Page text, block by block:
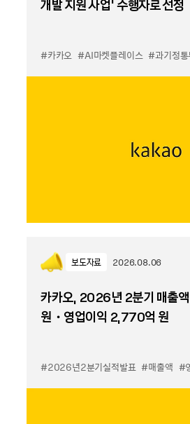
개발 지원 사업’ 수행자로 선정
#카카오 #AI마켓플레이스 #과기정통
보도자료 2026.08.06
카카오, 2026년 2분기 매출
원・영업이익 2,770억 원
#2026년2분기실적발표 #매출액 #